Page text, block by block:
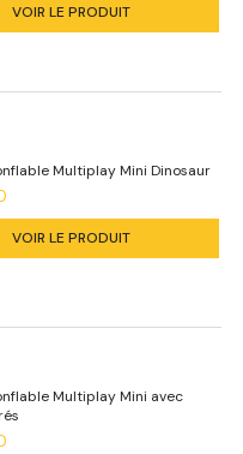
VOIR LE PRODUIT
Multiplay Mini Dinosaur
VOIR LE PRODUIT
Multiplay Mini avec